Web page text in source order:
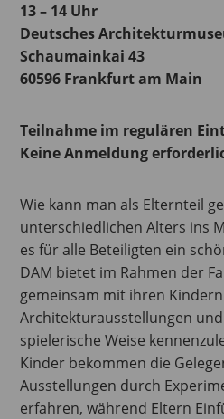
13 – 14 Uhr
Deutsches
Schaumainkai 43
60596 Frankfurt am Main
Teilnahme im regulären
Keine Anmeldung
Wie kann man als Elternteil
unterschiedlichen Alters ins
es für alle Beteiligten ein
DAM bietet im Rahmen der
gemeinsam mit ihren
Architekturausstellungen
spielerische Weise
Kinder bekommen die
Ausstellungen durch
erfahren, während Eltern